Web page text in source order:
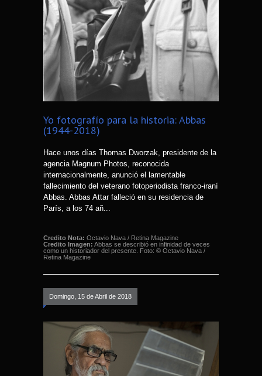
Yo fotografío para la historia: Abbas
(1944-2018)
Hace unos días Thomas Dworzak, presidente de la
agencia Magnum Photos, reconocida
internacionalmente, anunció el lamentable
fallecimiento del veterano fotoperiodista franco-iraní
Abbas. Abbas Attar falleció en su residencia de
París, a los 74 añ...
Credito Nota: Octavio Nava / Retina Magazine
Credito Imagen: Abbas se describió en infinidad de veces
como un historiador del presente. Foto: © Octavio Nava /
Retina Magazine
Domingo, 15 de Abril de 2018